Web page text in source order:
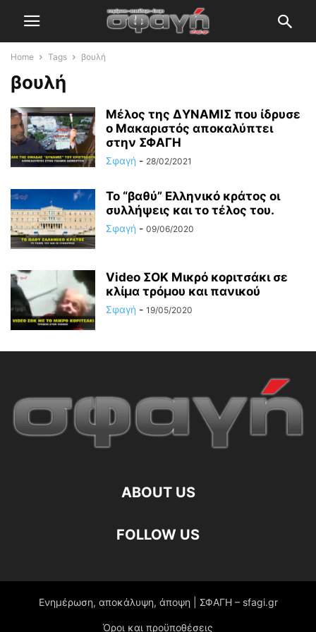
Home Tags βουλή
βουλή
Μέλος της ΔΥΝΑΜΙΣ που ίδρυσε
ο Μακαριστός αποκαλύπτει
στην ΣΦΑΓΗ
Σφαγή - 28/02/2021
Το “βαθύ” Ελληνικό κράτος οι
συλλήψεις και το τέλος του.
Σφαγή - 09/06/2020
Video ΣΟΚ Μικρό κοριτσάκι σε
κλίμα τρόμου και πανικού
Σφαγή - 19/05/2020
ABOUT US
FOLLOW US
Ενημέρωση, αποκάλυψη, άποψη | ΣΦΑΓΗ – sfagi.gr
Όροι και προϋποθέσεις